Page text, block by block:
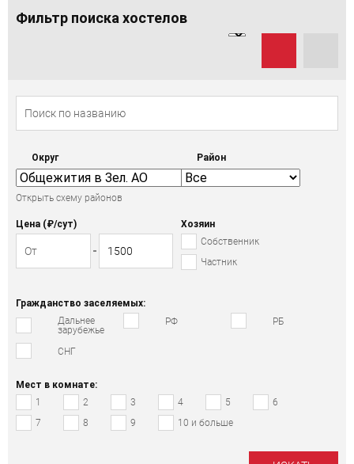
Фильтр поиска хостелов
Округ
Открыть схему районов
Район
Цена (₽/cут)
Хозяин
Собственник
Частник
Гражданство заселяемых:
Дальнее
зарубежье
РФ РБ
СНГ
Мест в комнате:
1
2 3 4 5
6
7
8 9 10 и больше